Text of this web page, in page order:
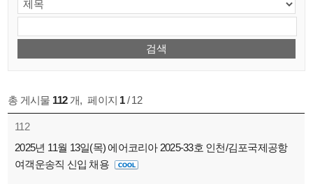
총 게시물 112개, 페이지 1/ 12
112
2025년 11월 13일(목) 에어코리아 2025-33호 인천/김포국제공항
여객운송직 신입 채용